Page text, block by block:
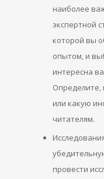
наиболее
экспертной
которой вы
опытом, и
интересна
Определите,
или какую
читателям.
провести